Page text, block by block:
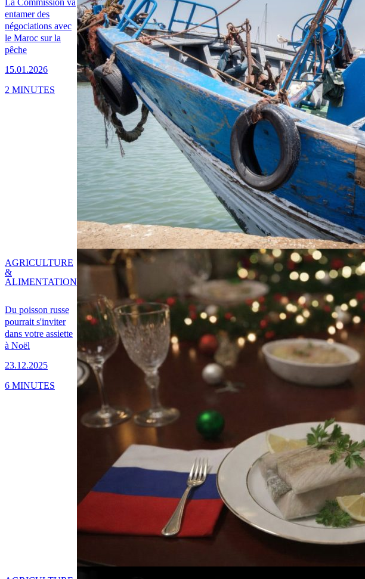
La Commission va
entamer des
négociations avec
le Maroc sur la
pêche
15.01.2026
2 MINUTES
Du poisson russe
pourrait s'inviter
dans votre assiette
à Noël
23.12.2025
AGRICULTURE
&
ALIMENTATION
6 MINUTES